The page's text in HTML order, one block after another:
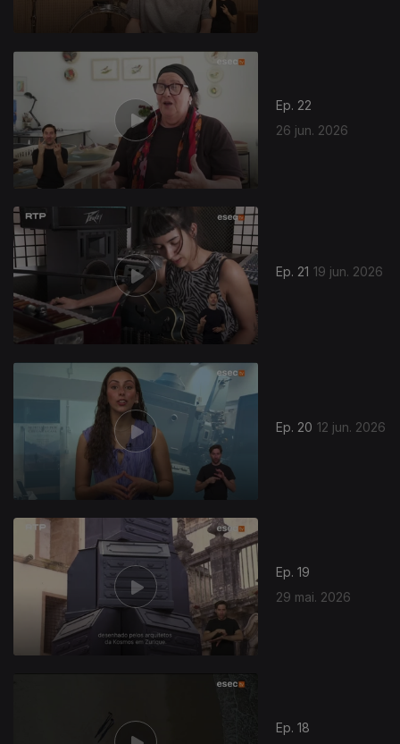
Ep. 22
26 jun. 2026
Ep. 21 19 jun. 2026
Ep. 20 12 jun. 2026
Ep. 19
29 mai. 2026
Ep. 18